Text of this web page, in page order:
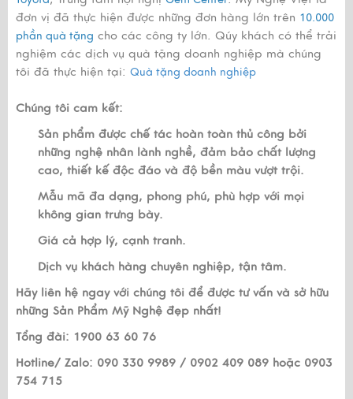
đơn vị đã thực hiện được những đơn hàng lớn trên 10.000
phần quà tặng cho các công ty lớn. Qúy khách có thể trải
nghiệm các dịch vụ quà tặng doanh nghiệp mà chúng
tôi đã thực hiện tại: Quà tặng doanh nghiệp
Chúng tôi cam kết:
Sản phẩm được chế tác hoàn toàn thủ công bởi
những nghệ nhân lành nghề, đảm bảo chất lượng
cao, thiết kế độc đáo và độ bền màu vượt trội.
Mẫu mã đa dạng, phong phú, phù hợp với mọi
không gian trưng bày.
Giá cả hợp lý, cạnh tranh.
Dịch vụ khách hàng chuyên nghiệp, tận tâm.
Hãy liên hệ ngay với chúng tôi để được tư vấn và sở hữu
những Sản Phẩm Mỹ Nghệ đẹp nhất!
Tổng đài: 1900 63 60 76
Hotline/ Zalo: 090 330 9989 / 0902 409 089 hoặc 0903
754 715